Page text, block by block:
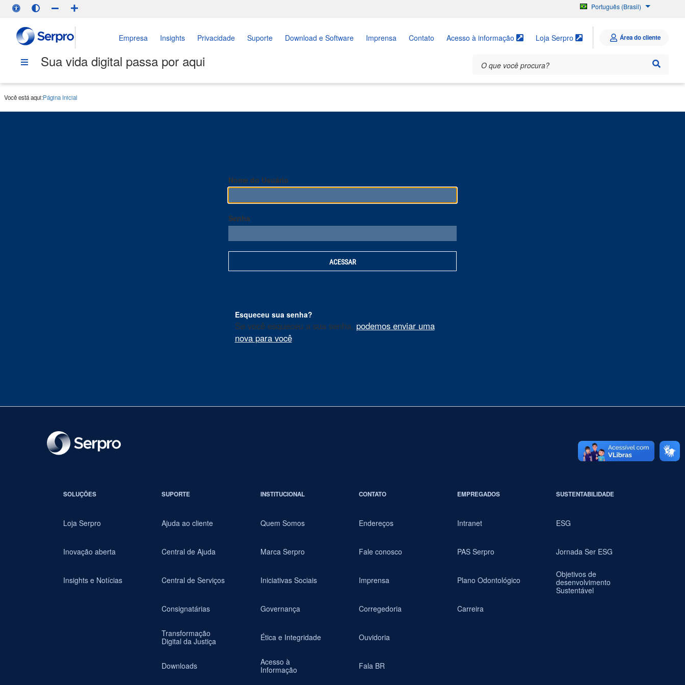
Português (Brasil)
Empresa Insights Privacidade Suporte Download e Software Imprensa Contato Acesso à informação Loja Serpro Área do cliente
Sua vida digital passa por aqui
Você está aqui:Página Inicial
Nome do Usuário
Senha
Esqueceu sua senha?
Se você esqueceu a sua senha, podemos enviar uma
nova para você.
SOLUÇÕES
Loja Serpro
Inovação aberta
Insights e Notícias
SUPORTE
Ajuda ao cliente
Central de Ajuda
Central de Serviços
Consignatárias
Transformação
Digital da Justiça
Downloads
INSTITUCIONAL
Quem Somos
Marca Serpro
Iniciativas Sociais
Governança
Ética e Integridade
Acesso à
Informação
CONTATO
Endereços
Fale conosco
Imprensa
Corregedoria
Ouvidoria
Fala BR
EMPREGADOS
Intranet
PAS Serpro
Plano Odontológico
Carreira
SUSTENTABILIDADE
ESG
Jornada Ser ESG
Objetivos de
desenvolvimento
Sustentável